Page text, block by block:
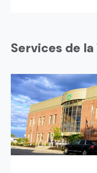
Services de